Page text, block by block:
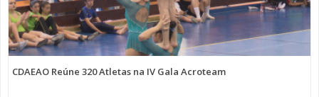
CDAEAO Reúne 320 Atletas na IV Gala Acroteam